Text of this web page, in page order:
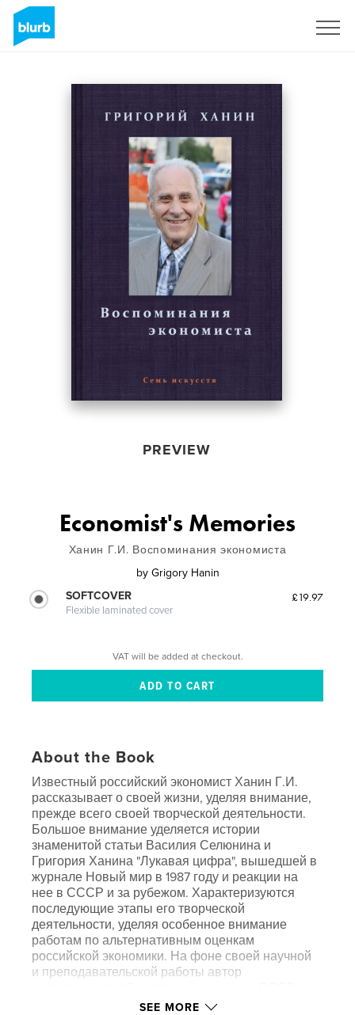
PREVIEW
Economist's Memories
Ханин Г.И. Воспоминания экономиста
by Grigory Hanin
SOFTCOVER
Flexible laminated cover
£19.97
VAT will be added at checkout.
About the Book
Известный российский экономист Ханин Г.И.
рассказывает о своей жизни, уделяя внимание,
прежде всего своей творческой деятельности.
Большое внимание уделяется истории
знаменитой статьи Василия Селюнина и
Григория Ханина "Лукавая цифра", вышедшей в
журнале Новый мир в 1987 году и реакции на
нее в СССР и за рубежом. Характеризуются
последующие этапы его творческой
деятельности, уделяя особенное внимание
работам по альтернативным оценкам
российской экономики. На фоне своей научной
и преподавательской работы автор
РФ, деятельность научных учреждений и вузов.
SEE MORE